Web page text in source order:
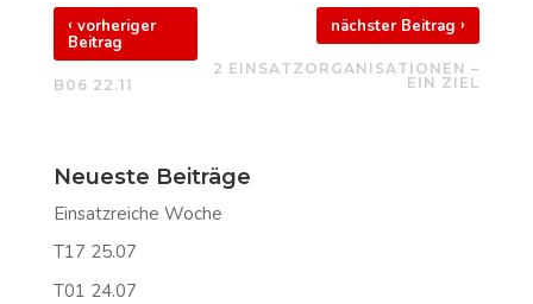
‹ vorheriger
Beitrag
B06 22.11
nächster Beitrag›
2 EINSATZORGANISATIONEN –
EIN ZIEL
Neueste Beiträge
Einsatzreiche Woche
T17 25.07
T01 24.07